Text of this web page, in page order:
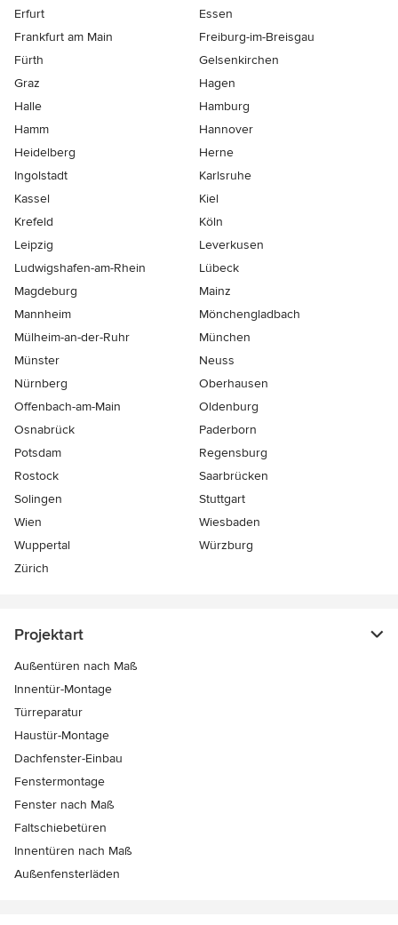
Erfurt
Essen
Frankfurt am Main
Freiburg-im-Breisgau
Fürth
Gelsenkirchen
Graz
Hagen
Halle
Hamburg
Hamm
Hannover
Heidelberg
Herne
Ingolstadt
Karlsruhe
Kassel
Kiel
Krefeld
Köln
Leipzig
Leverkusen
Ludwigshafen-am-Rhein
Lübeck
Magdeburg
Mainz
Mannheim
Mönchen­gladbach
Mülheim-an-der-Ruhr
München
Münster
Neuss
Nürnberg
Oberhausen
Offenbach-am-Main
Oldenburg
Osnabrück
Paderborn
Potsdam
Regensburg
Rostock
Saarbrücken
Solingen
Stuttgart
Wien
Wiesbaden
Wuppertal
Würzburg
Zürich
Projektart
Außentüren nach Maß
Innentür-Montage
Türreparatur
Haustür-Montage
Dachfenster-Einbau
Fenstermontage
Fenster nach Maß
Faltschiebetüren
Innentüren nach Maß
Außenfensterläden